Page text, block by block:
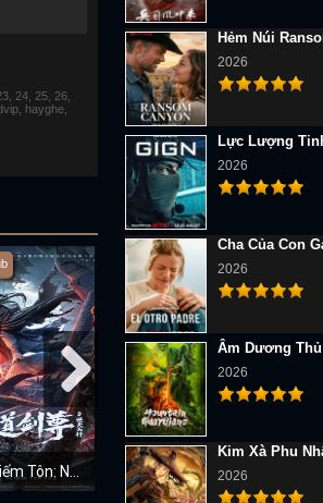
24, 25, 26,
hayghe,
Vạn Đạo Kiếm Tôn: Nghịch Thiên Nhi Hành
Full HD Vietsub
Hẻm Núi
2026
Lực Lượng
2026
Cha Của Con
2026
Âm Dương
2026
Kim Xà Phu
2026